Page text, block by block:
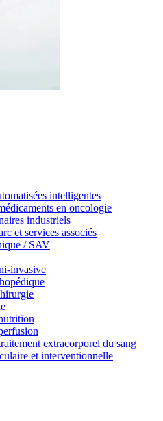
dans la technologie
sur notre centre d’innovation et
intelligentes
en oncologie
industriels
et services associés
/ SAV
invasive
extracorporel du sang
et interventionnelle